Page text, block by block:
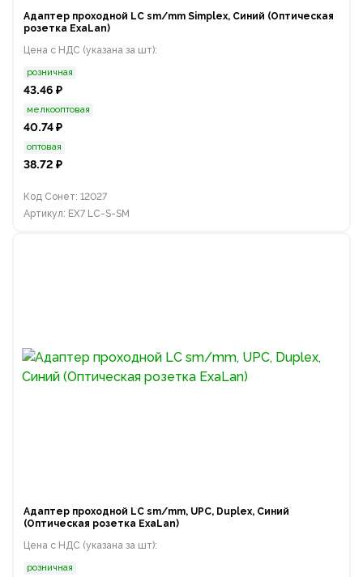
Адаптер проходной LC sm/mm Simplex, Синий (Оптическая
розетка ExaLan)
Цена с НДС (указана за шт):
розничная
43.46 ₽
мелкооптовая
40.74 ₽
оптовая
38.72 ₽
Код Сонет: 12027
Артикул: EX7 LC-S-SM
Адаптер проходной LC sm/mm, UPC, Duplex, Синий
(Оптическая розетка ExaLan)
Цена с НДС (указана за шт):
розничная